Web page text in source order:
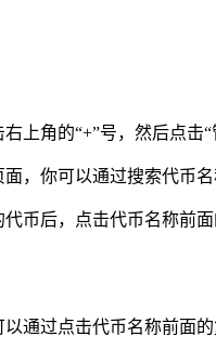
上角的“+”号，然后点击“
面，你可以通过搜索代币
币后，点击代币名称前
通过点击代币名称前面